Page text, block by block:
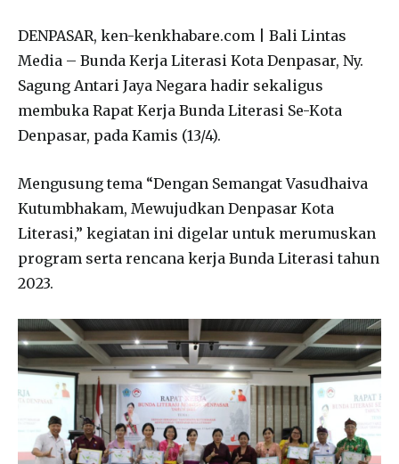
DENPASAR, ken-kenkhabare.com | Bali Lintas
Media – Bunda Kerja Literasi Kota Denpasar, Ny.
Sagung Antari Jaya Negara hadir sekaligus
membuka Rapat Kerja Bunda Literasi Se-Kota
Denpasar, pada Kamis (13/4).
Mengusung tema “Dengan Semangat Vasudhaiva
Kutumbhakam, Mewujudkan Denpasar Kota
Literasi,” kegiatan ini digelar untuk merumuskan
program serta rencana kerja Bunda Literasi tahun
2023.